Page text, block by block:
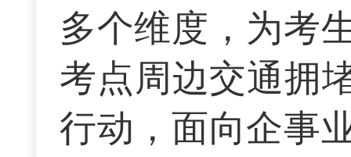
多个维度，为考
考点周边交通拥
行动，面向企事